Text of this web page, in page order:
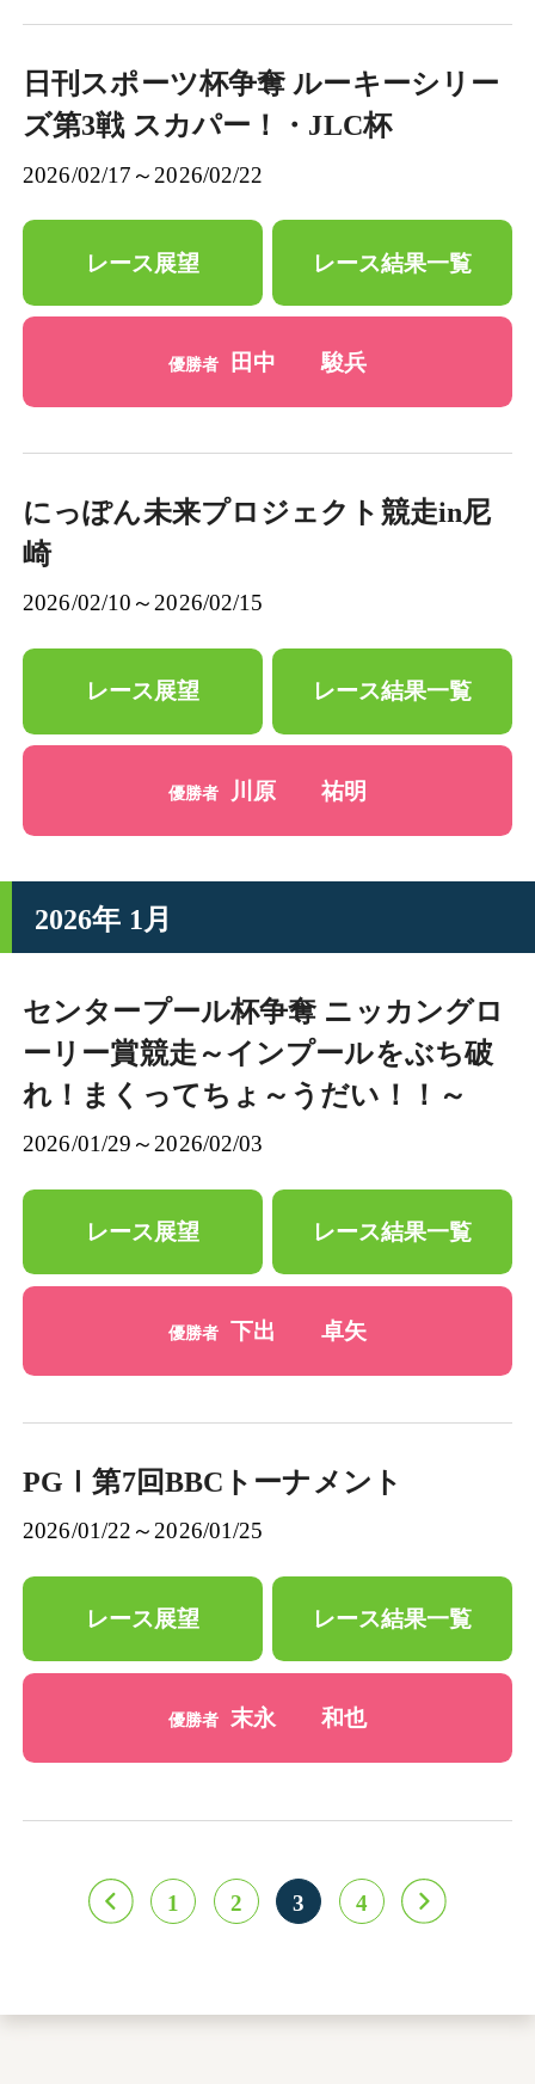
日刊スポーツ杯争奪 ルーキーシリー
ズ第3戦 スカパー！・JLC杯
2026/02/17～2026/02/22
レース展望 レース結果一覧
優勝者 田中 駿兵
にっぽん未来プロジェクト競走in尼
崎
2026/02/10～2026/02/15
レース展望 レース結果一覧
優勝者 川原 祐明
2026年 1月
センタープール杯争奪 ニッカングロ
ーリー賞競走～インプールをぶち破
れ！まくってちょ～うだい！！～
2026/01/29～2026/02/03
レース展望 レース結果一覧
優勝者 下出 卓矢
PGⅠ第7回BBCトーナメント
2026/01/22～2026/01/25
レース展望 レース結果一覧
優勝者 末永 和也
1 2 3 4